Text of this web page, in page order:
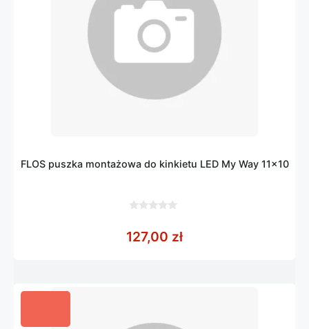
FLOS puszka montażowa do kinkietu LED My Way 11×10
5
127,00 zł